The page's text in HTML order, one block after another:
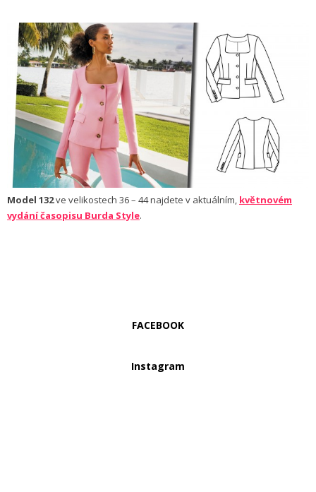
Model 132ve velikostech 36 – 44 najdete v aktuálním, květnovém
vydání časopisu Burda Style.
FACEBOOK
Instagram